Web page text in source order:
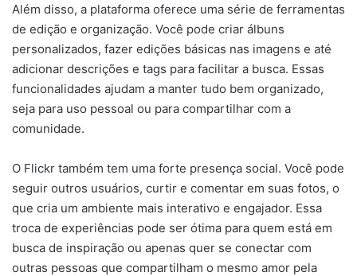
Além disso, a plataforma oferece uma série de ferramentas
de edição e organização. Você pode criar álbuns
personalizados, fazer edições básicas nas imagens e até
adicionar descrições e tags para facilitar a busca. Essas
funcionalidades ajudam a manter tudo bem organizado,
seja para uso pessoal ou para compartilhar com a
comunidade.
O Flickr também tem uma forte presença social. Você pode
seguir outros usuários, curtir e comentar em suas fotos, o
que cria um ambiente mais interativo e engajador. Essa
troca de experiências pode ser ótima para quem está em
busca de inspiração ou apenas quer se conectar com
outras pessoas que compartilham o mesmo amor pela